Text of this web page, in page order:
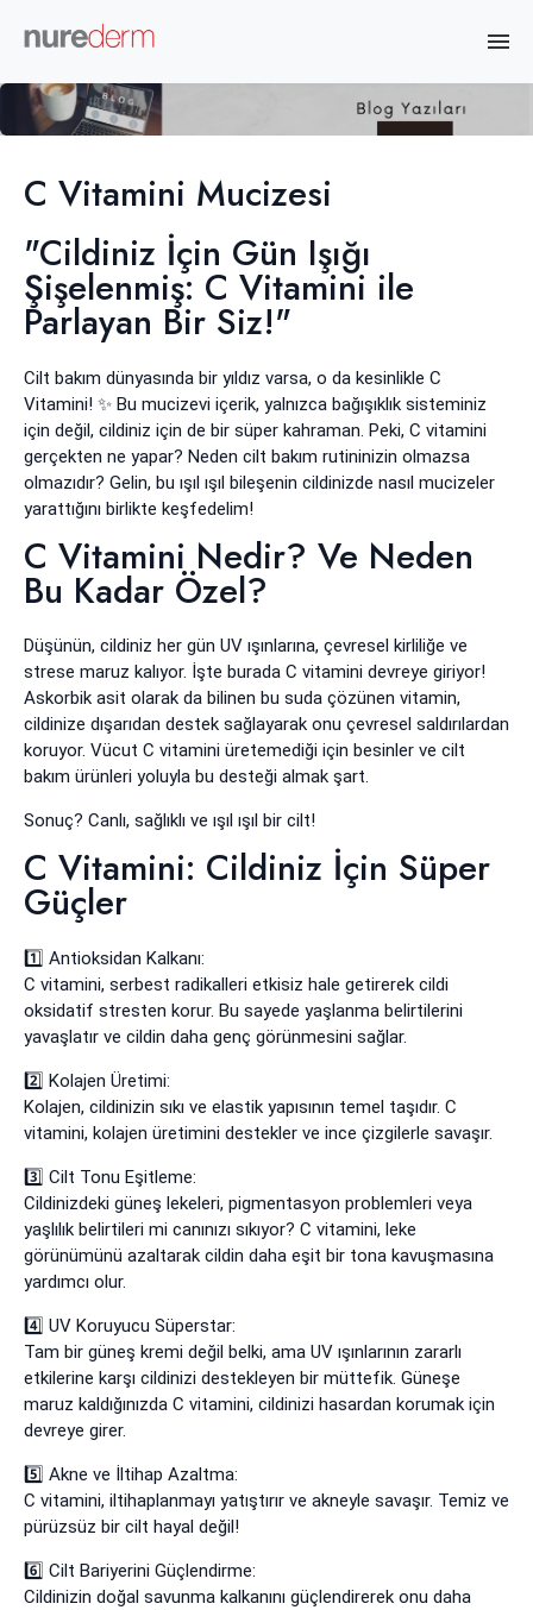
C Vitamini Mucizesi
"Cildiniz İçin Gün Işığı
Şişelenmiş: C Vitamini ile
Parlayan Bir Siz!"
Cilt bakım dünyasında bir yıldız varsa, o da kesinlikle C
Vitamini! ✨ Bu mucizevi içerik, yalnızca bağışıklık sisteminiz
için değil, cildiniz için de bir süper kahraman. Peki, C vitamini
gerçekten ne yapar? Neden cilt bakım rutininizin olmazsa
olmazıdır? Gelin, bu ışıl ışıl bileşenin cildinizde nasıl mucizeler
yarattığını birlikte keşfedelim!
C Vitamini Nedir? Ve Neden
Bu Kadar Özel?
Düşünün, cildiniz her gün UV ışınlarına, çevresel kirliliğe ve
strese maruz kalıyor. İşte burada C vitamini devreye giriyor!
Askorbik asit olarak da bilinen bu suda çözünen vitamin,
cildinize dışarıdan destek sağlayarak onu çevresel saldırılardan
koruyor. Vücut C vitamini üretemediği için besinler ve cilt
bakım ürünleri yoluyla bu desteği almak şart.
Sonuç? Canlı, sağlıklı ve ışıl ışıl bir cilt!
C Vitamini: Cildiniz İçin Süper
Güçler
1️⃣ Antioksidan Kalkanı:
C vitamini, serbest radikalleri etkisiz hale getirerek cildi
oksidatif stresten korur. Bu sayede yaşlanma belirtilerini
yavaşlatır ve cildin daha genç görünmesini sağlar.
2️⃣ Kolajen Üretimi:
Kolajen, cildinizin sıkı ve elastik yapısının temel taşıdır. C
vitamini, kolajen üretimini destekler ve ince çizgilerle savaşır.
3️⃣ Cilt Tonu Eşitleme:
Cildinizdeki güneş lekeleri, pigmentasyon problemleri veya
yaşlılık belirtileri mi canınızı sıkıyor? C vitamini, leke
görünümünü azaltarak cildin daha eşit bir tona kavuşmasına
yardımcı olur.
4️⃣ UV Koruyucu Süperstar:
Tam bir güneş kremi değil belki, ama UV ışınlarının zararlı
etkilerine karşı cildinizi destekleyen bir müttefik. Güneşe
maruz kaldığınızda C vitamini, cildinizi hasardan korumak için
devreye girer.
5️⃣ Akne ve İltihap Azaltma:
C vitamini, iltihaplanmayı yatıştırır ve akneyle savaşır. Temiz ve
pürüzsüz bir cilt hayal değil!
6️⃣ Cilt Bariyerini Güçlendirme:
Cildinizin doğal savunma kalkanını güçlendirerek onu daha